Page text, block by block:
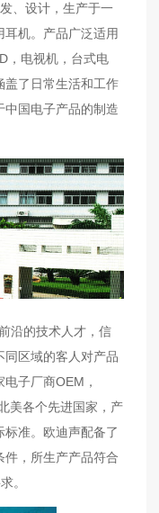
、设计，生产于一
机。产品广泛适用
，电视机，台式电
盖了日常生活和工作
中国电子产品的制造
沿的技术人才，信
同区域的客人对产品
子厂商OEM，
美各个先进国家，产
准。欧迪声配备了
件，所生产产品符合
。